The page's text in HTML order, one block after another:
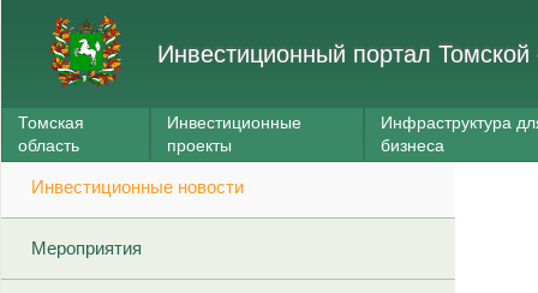
Инвестиционный портал Томской
Томская
область
Инвестиционные
проекты
Инфраструктура
бизнеса
Инвестиционные новости
Мероприятия